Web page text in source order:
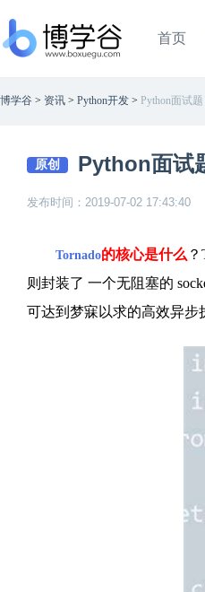
首页
博学谷 > 资讯 > Python开发 > Python面试
原创 Python面试
发布时间：2019-07-02 17:43:40
Tornado的核心是什么
则封装了 一个无阻塞的
可达到梦寐以求的高效异步